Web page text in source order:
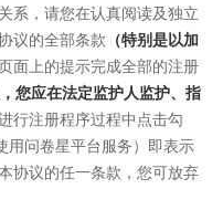
系，请您在认真阅读及独立
议的全部条款 （特别是以加
面上的提示完成全部的注册
您应在法定监护人监护、指
行注册程序过程中点击勾
用问卷星平台服务）即表示
协议的任一条款，您可放弃